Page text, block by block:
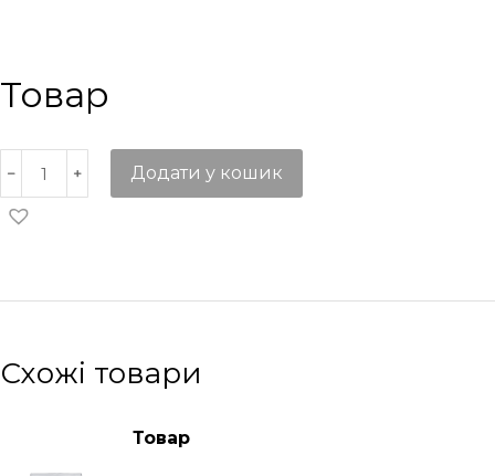
Товар
Додати у кошик
Схожі товари
Товар